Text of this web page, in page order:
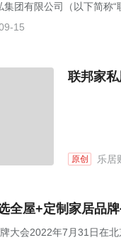
团有限公司（以下简称“
15
联邦家
原创 乐居
全屋+定制家居品
大会2022年7月31日在